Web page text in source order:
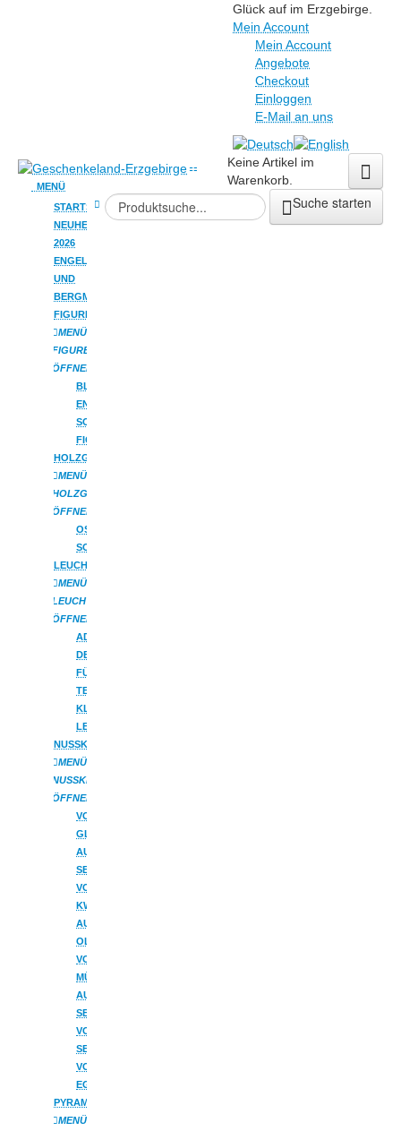
Glück auf im Erzgebirge.
Mein Account
Mein Account
Angebote
Checkout
Einloggen
E-Mail an uns
Keine Artikel im
Warenkorb.
Suche starten
MENÜ
STARTSEITE
NEUHEITEN
2026
ENGEL
UND
BERGMANN
FIGUREN
MENÜ
FIGUREN
ÖFFNEN
BLUMENKINDER
ENGEL
SONSTIGE
FIGUREN
HOLZGESCHENKE
MENÜ
HOLZGESCHENKE
ÖFFNEN
OSTERARTIKEL
SONSTIGES
LEUCHTER
MENÜ
LEUCHTER
ÖFFNEN
ADVENTSLEUCHTER
DECKENLEUCHTER
FÜR
TEELICHTER
KLEINE
LEUCHTER
NUSSKNACKER
MENÜ
NUSSKNACKER
ÖFFNEN
VON
GLÄSSER
AUS
SEIFFEN
VON
KWO
AUS
OLBERNHAU
VON
MÜLLER
AUS
SEIFFEN
VON
SEIFFENER
VOLKSKUNST
EG
PYRAMIDEN
MENÜ